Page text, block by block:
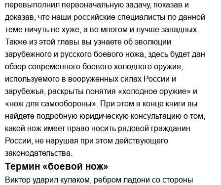
перевыполнил первоначальную задачу, показав и
доказав, что наши российские специалисты по данной
теме ничуть не хуже, а во многом и лучше западных.
Также из этой главы вы узнаете об эволюции
зарубежного и русского боевого ножа, здесь будет дан
обзор современного боевого холодного оружия,
используемого в вооруженных силах России и
зарубежья, раскрыты понятия «холодное оружие» и
«нож для самообороны». При этом в конце книги вы
найдете подробную юридическую консультацию о том,
какой нож имеет право носить рядовой гражданин
России, не нарушая при этом действующего
законодательства.
Термин «боевой нож»
Виктор ударил кулаком, ребром ладони со стороны